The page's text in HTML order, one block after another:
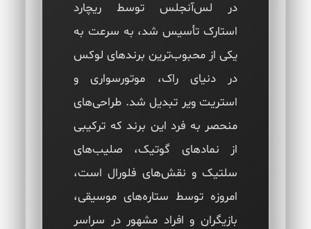
در لس‌آنجلس توسط ریچارد
استارک تأسیس شد، به سرعت به
یکی از محبوب‌ترین برندهای لوکس
در دنیای راک، موتورسواری و
استریت ویر تبدیل شد. طراحی‌های
منحصر به فرد این برند که ترکیبی
از نمادهای گوتیک، صلیب‌های
سلتیک و نقش‌های فلورال است،
امروزه توسط ستاره‌های موسیقی،
بازیگران و افراد مشهور در سراسر